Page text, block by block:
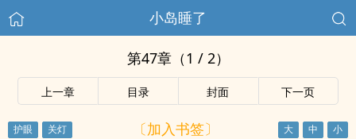
小岛睡了
第47章（1 / 2）
上一章 目录 封面 下一页
〔加入书签〕